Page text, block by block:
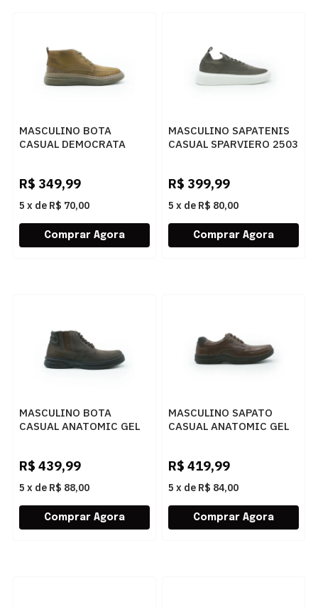
MASCULINO BOTA
CASUAL DEMOCRATA
R$ 349,99
5 x de R$ 70,00
MASCULINO SAPATENIS
CASUAL SPARVIERO 2503
R$ 399,99
5 x de R$ 80,00
MASCULINO BOTA
CASUAL ANATOMIC GEL
R$ 439,99
5 x de R$ 88,00
MASCULINO SAPATO
CASUAL ANATOMIC GEL
R$ 419,99
5 x de R$ 84,00